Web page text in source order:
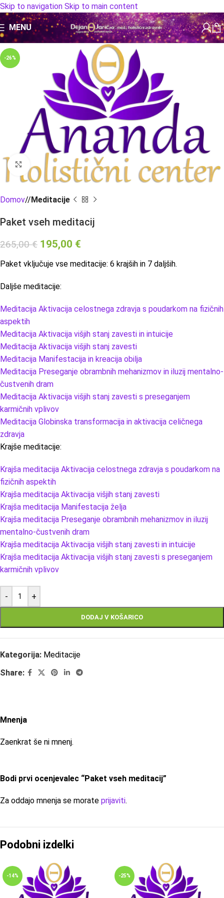
Skip to navigation Skip to main content
MENU
-26%
Click to enlarge
Domov/ Meditacije
Paket vseh meditacij
265,00€ 195,00 €
Paket vključuje vse meditacije: 6 krajših in 7 daljših.
Daljše meditacije:
Meditacija Aktivacija celostnega zdravja s poudarkom na fizičnih
aspektih
Meditacija Aktivacija višjih stanj zavesti in intuicije
Meditacija Aktivacija višjih stanj zavesti
Meditacija Manifestacija in kreacija obilja
Meditacija Preseganje obrambnih mehanizmov in iluzij mentalno-
čustvenih dram
Meditacija Aktivacija višjih stanj zavesti s preseganjem
karmičnih vplivov
Meditacija Globinska transformacija in aktivacija celičnega
zdravja
Krajše meditacije:
Krajša meditacija Aktivacija celostnega zdravja s poudarkom na
fizičnih aspektih
Krajša meditacija Aktivacija višjih stanj zavesti
Krajša meditacija Manifestacija želja
Krajša meditacija Preseganje obrambnih mehanizmov in iluzij
mentalno-čustvenih dram
Krajša meditacija Aktivacija višjih stanj zavesti in intuicije
Krajša meditacija Aktivacija višjih stanj zavesti s preseganjem
karmičnih vplivov
- +
DODAJ V KOŠARICO
Kategorija: Meditacije
Share:
Mnenja
Zaenkrat še ni mnenj.
Bodi prvi ocenjevalec “Paket vseh meditacij”
Za oddajo mnenja se morate prijaviti.
Podobni izdelki
-14% -25%